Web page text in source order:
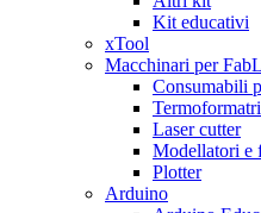
Kit educativi
xTool
Macchinari per
Consumabili
Laser cutter
Modellatori e
Plotter
Arduino